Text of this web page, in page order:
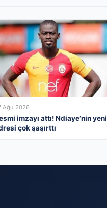
Ağu 2026
imzayı attı! Ndiaye’nin yeni
çok şaşırttı